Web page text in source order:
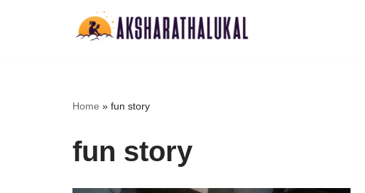
Home » fun story
fun story